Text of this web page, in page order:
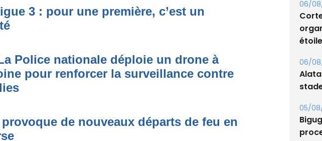
3 : pour une première, c’est un
Police nationale déploie un drone à
pour renforcer la surveillance contre
de nouveaux départs de feu en
06/
06/
05/